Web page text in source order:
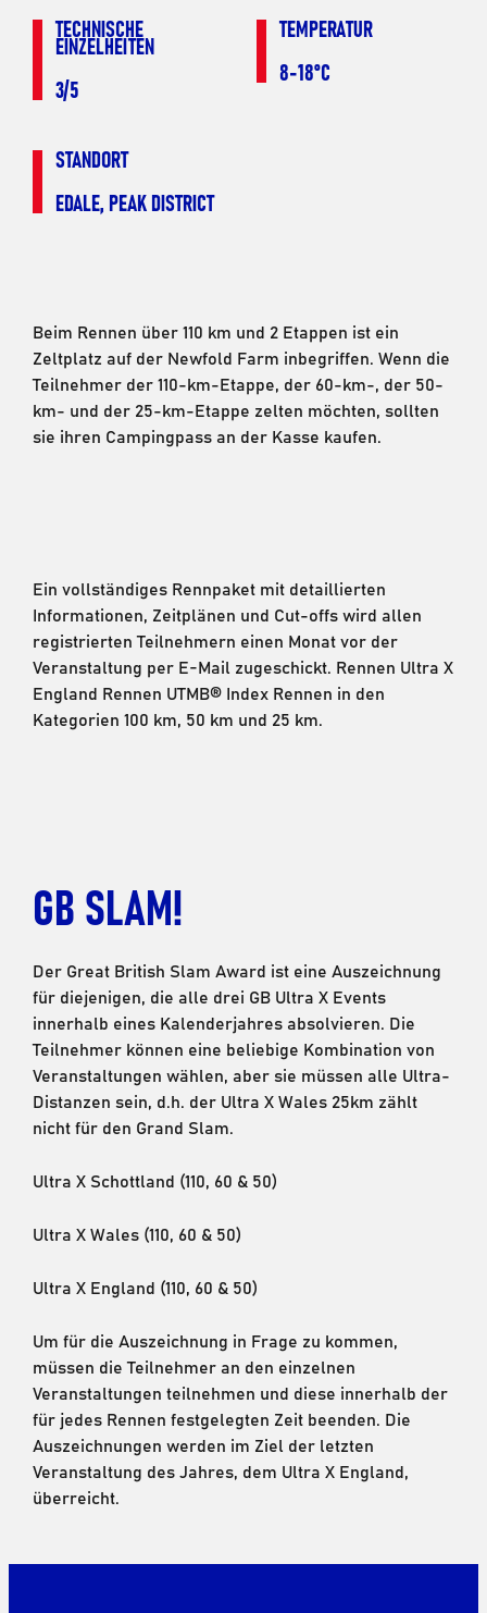
TECHNISCHE
EINZELHEITEN
3/5
TEMPERATUR
8-18°C
STANDORT
EDALE, PEAK DISTRICT
Beim Rennen über 110 km und 2 Etappen ist ein
Zeltplatz auf der Newfold Farm inbegriffen. Wenn die
Teilnehmer der 110-km-Etappe, der 60-km-, der 50-
km- und der 25-km-Etappe zelten möchten, sollten
sie ihren Campingpass an der Kasse kaufen.
Ein vollständiges Rennpaket mit detaillierten
Informationen, Zeitplänen und Cut-offs wird allen
registrierten Teilnehmern einen Monat vor der
Veranstaltung per E-Mail zugeschickt. Rennen Ultra X
England Rennen UTMB® Index Rennen in den
Kategorien 100 km, 50 km und 25 km.
GB SLAM!
Der Great British Slam Award ist eine Auszeichnung
für diejenigen, die alle drei GB Ultra X Events
innerhalb eines Kalenderjahres absolvieren. Die
Teilnehmer können eine beliebige Kombination von
Veranstaltungen wählen, aber sie müssen alle Ultra-
Distanzen sein, d.h. der Ultra X Wales 25km zählt
nicht für den Grand Slam.
Ultra X Schottland (110, 60 & 50)
Ultra X Wales (110, 60 & 50)
Ultra X England (110, 60 & 50)
Um für die Auszeichnung in Frage zu kommen,
müssen die Teilnehmer an den einzelnen
Veranstaltungen teilnehmen und diese innerhalb der
für jedes Rennen festgelegten Zeit beenden. Die
Auszeichnungen werden im Ziel der letzten
Veranstaltung des Jahres, dem Ultra X England,
überreicht.